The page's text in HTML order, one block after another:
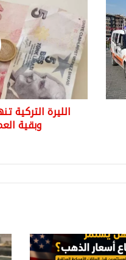
التركية
تنهار
من
جديد
مقابل
الدولار
وبقية
العملات
الليرة التركية
وبقية